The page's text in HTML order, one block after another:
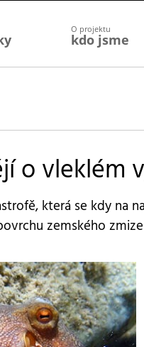
O projektu
kdo jsme
o vleklém
která se kdy na
zemského